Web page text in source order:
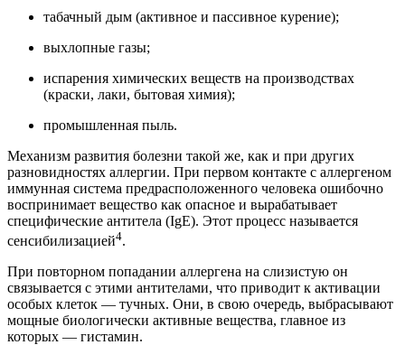
табачный дым (активное и пассивное курение);
выхлопные газы;
испарения химических веществ на производствах
(краски, лаки, бытовая химия);
промышленная пыль.
Механизм развития болезни такой же, как и при других
разновидностях аллергии. При первом контакте с аллергеном
иммунная система предрасположенного человека ошибочно
воспринимает вещество как опасное и вырабатывает
специфические антитела (IgE). Этот процесс называется
сенсибилизацией4.
При повторном попадании аллергена на слизистую он
связывается с этими антителами, что приводит к активации
особых клеток — тучных. Они, в свою очередь, выбрасывают
мощные биологически активные вещества, главное из
которых — гистамин.